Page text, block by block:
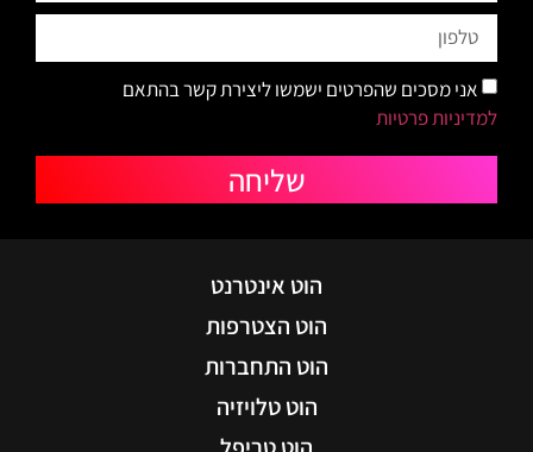
אני מסכים שהפרטים ישמשו ליצירת קשר בהתאם
למדיניות פרטיות
שליחה
הוט אינטרנט
הוט הצטרפות
הוט התחברות
הוט טלויזיה